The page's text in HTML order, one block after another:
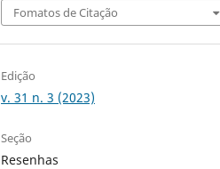
Fomatos de Citação
Edição
v. 31 n. 3 (2023)
Seção
Resenhas